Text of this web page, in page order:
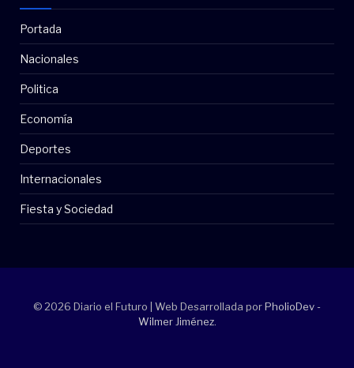
Portada
Nacionales
Politica
Economía
Deportes
Internacionales
Fiesta y Sociedad
© 2026 Diario el Futuro | Web Desarrollada porPholioDev -
Wilmer Jiménez.